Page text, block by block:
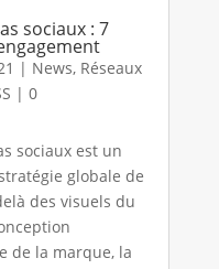
sociaux : 7
| News, Réseaux
| 0
sociaux est un
globale de
des visuels du
de la marque, la